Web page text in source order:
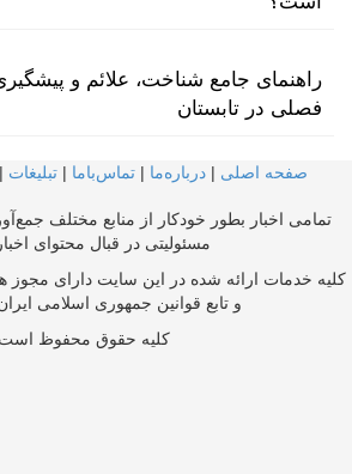
راهنمای جامع شناخت، علائم و
فصلی در تابستان
صفحه اصلی | درباره‌ما | تماس‌با‌ما | تبلیغات |
تمامی اخبار بطور خودکار از منابع مختلف
مسئولیتی در قبال محتوای
کلیه خدمات ارائه شده در این سایت دارای مجوز
و تابع قوانین جمهوری اسلامی
کلیه حقوق محفوظ است